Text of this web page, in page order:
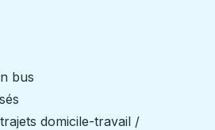
bus
domicile-travail /